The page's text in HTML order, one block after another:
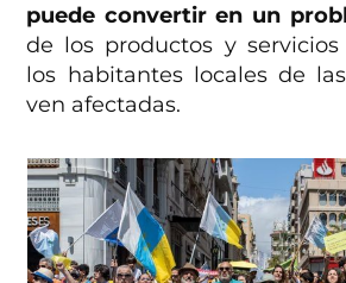
puede convertir en un
de los productos y
los habitantes locales de
ven afectadas.